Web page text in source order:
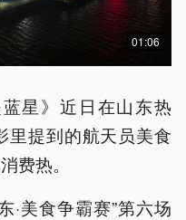
01:06
星》近日在山东热
里提到的航天员美食
费热。
·美食争霸赛”第六场